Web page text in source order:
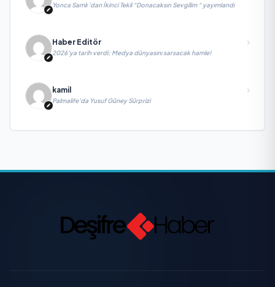
Yonca Samlı ‘dan İkinci Tekli “Donacaksın Sevgilim “ yayımlandı
Haber Editör
2026’ya tarih verdi; Medya dünyasını sarsacak hamle!
kamil
Palmalife’da Yusuf Güney Sürprizi